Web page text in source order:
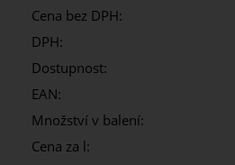
Cena bez DPH:
DPH:
Dostupnost:
EAN:
Množství v balení:
Cena za l: